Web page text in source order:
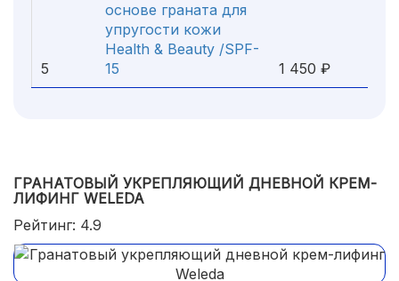
5
основе граната для
упругости кожи
Health & Beauty /SPF-
15
1 450 ₽
ГРАНАТОВЫЙ УКРЕПЛЯЮЩИЙ ДНЕВНОЙ КРЕМ-
ЛИФИНГ WELEDA
Рейтинг: 4.9